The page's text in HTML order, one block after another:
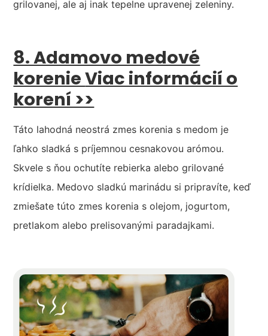
grilovanej, ale aj inak tepelne upravenej zeleniny.
8. Adamovo medové
korenieViac informácií o
korení >>
Táto lahodná neostrá zmes korenia s medom je
ľahko sladká s príjemnou cesnakovou arómou.
Skvele s ňou ochutíte rebierka alebo grilované
krídielka. Medovo sladkú marinádu si pripravíte, keď
zmiešate túto zmes korenia s olejom, jogurtom,
pretlakom alebo prelisovanými paradajkami.